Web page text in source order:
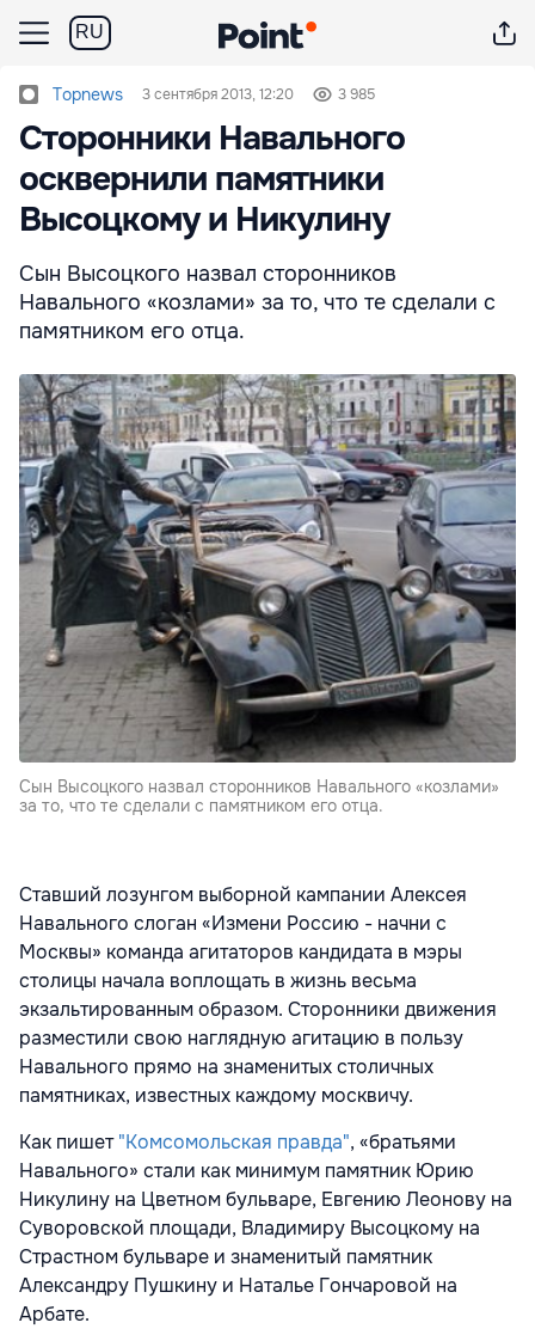
RU
Topnews 3 сентября 2013, 12:20 3 985
Сторонники Навального
осквернили памятники
Высоцкому и Никулину
Сын Высоцкого назвал сторонников
Навального «козлами» за то, что те сделали с
памятником его отца.
Сын Высоцкого назвал сторонников Навального «козлами»
за то, что те сделали с памятником его отца.
Ставший лозунгом выборной кампании Алексея
Навального слоган «Измени Россию - начни с
Москвы» команда агитаторов кандидата в мэры
столицы начала воплощать в жизнь весьма
экзальтированным образом. Сторонники движения
разместили свою наглядную агитацию в пользу
Навального прямо на знаменитых столичных
памятниках, известных каждому москвичу.
Как пишет"Комсомольская правда", «братьями
Навального» стали как минимум памятник Юрию
Никулину на Цветном бульваре, Евгению Леонову на
Суворовской площади, Владимиру Высоцкому на
Страстном бульваре и знаменитый памятник
Александру Пушкину и Наталье Гончаровой на
Арбате.